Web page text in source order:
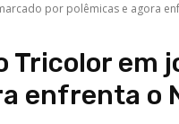
por polêmicas e agora
Tricolor em
enfrenta o